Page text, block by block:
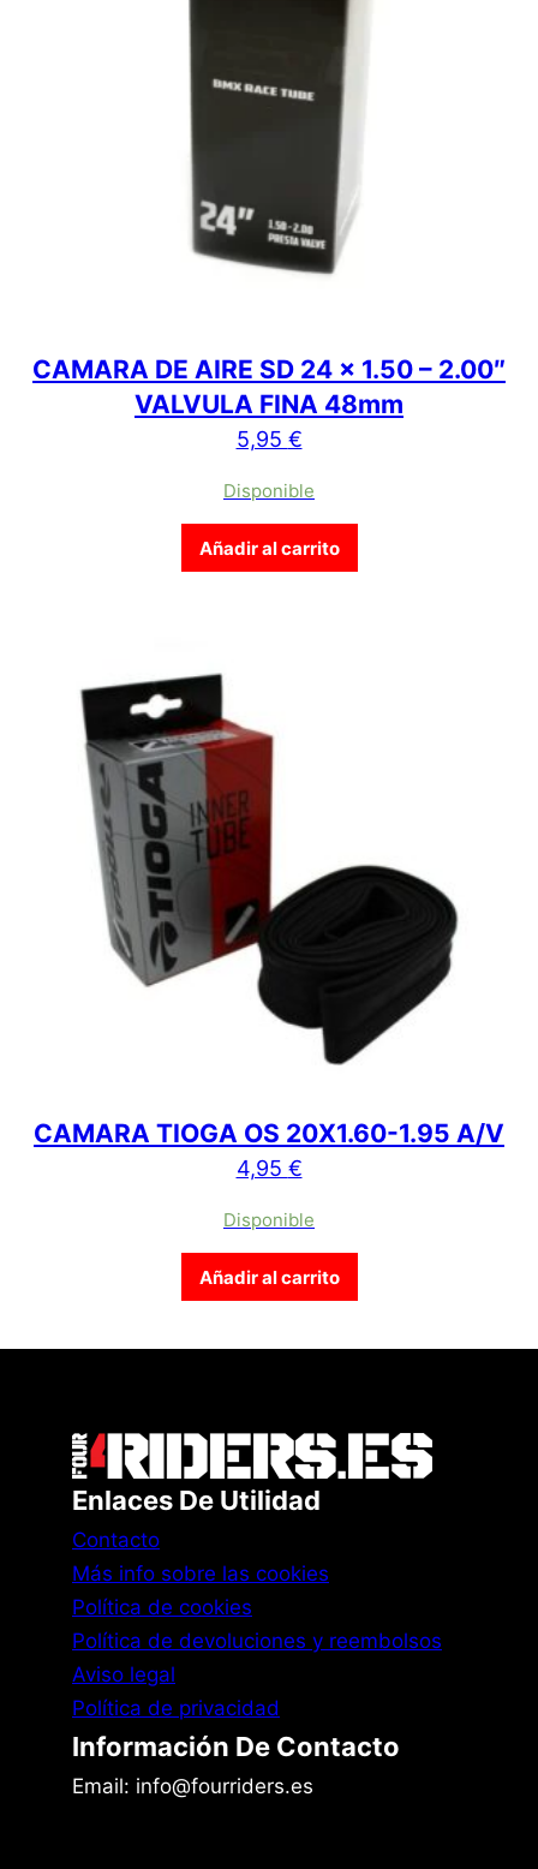
CAMARA DE AIRE SD 24 x 1.50 – 2.00″
VALVULA FINA 48mm
5,95 €
Disponible
Añadir al carrito
CAMARA TIOGA OS 20X1.60-1.95 A/V
4,95 €
Disponible
Añadir al carrito
Enlaces De Utilidad
Contacto
Más info sobre las cookies
Política de cookies
Política de devoluciones y reembolsos
Aviso legal
Política de privacidad
Información De Contacto
Email: info@fourriders.es